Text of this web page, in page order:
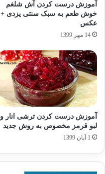
آموزش درست کردن آش شلغم
خوش طعم به سبک سنتی یزدی +
عکس
14 مهر 1399
آموزش درست کردن ترشی انار و
لبو قرمز مخصوص به روش جدید
1 آبان 1399